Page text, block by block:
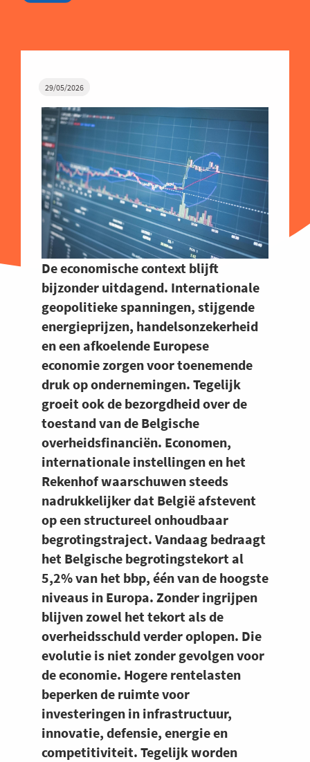
29/05/2026
De economische context blijft
bijzonder uitdagend. Internationale
geopolitieke spanningen, stijgende
energieprijzen, handelsonzekerheid
en een afkoelende Europese
economie zorgen voor toenemende
druk op ondernemingen. Tegelijk
groeit ook de bezorgdheid over de
toestand van de Belgische
overheidsfinanciën. Economen,
internationale instellingen en het
Rekenhof waarschuwen steeds
nadrukkelijker dat België afstevent
op een structureel onhoudbaar
begrotingstraject. Vandaag bedraagt
het Belgische begrotingstekort al
5,2% van het bbp, één van de hoogste
niveaus in Europa. Zonder ingrijpen
blijven zowel het tekort als de
overheidsschuld verder oplopen. Die
evolutie is niet zonder gevolgen voor
de economie. Hogere rentelasten
beperken de ruimte voor
investeringen in infrastructuur,
innovatie, defensie, energie en
competitiviteit. Tegelijk worden